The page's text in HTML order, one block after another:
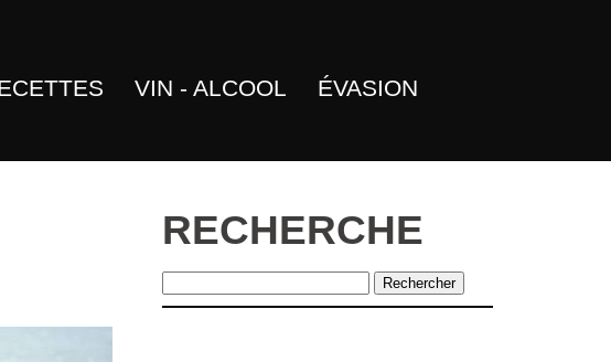
VIN - ALCOOL
ÉVASION
RECHERCHE